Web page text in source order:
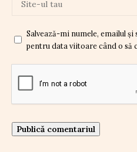
Salvează-mi numele, emailul
pentru data viitoare când o să